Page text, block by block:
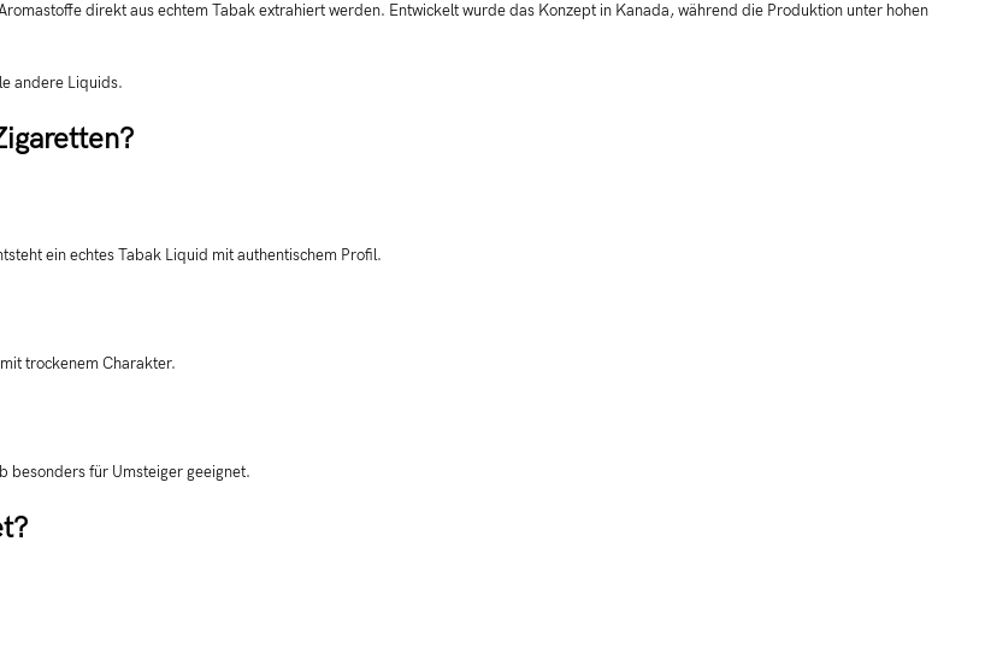
direkt aus echtem Tabak extrahiert werden. Entwickelt wurde das Konzept in Kanada, während die Produktion unter hohen
andere Liquids.
ein echtes Tabak Liquid mit authentischem Profil.
trockenem Charakter.
besonders für Umsteiger geeignet.